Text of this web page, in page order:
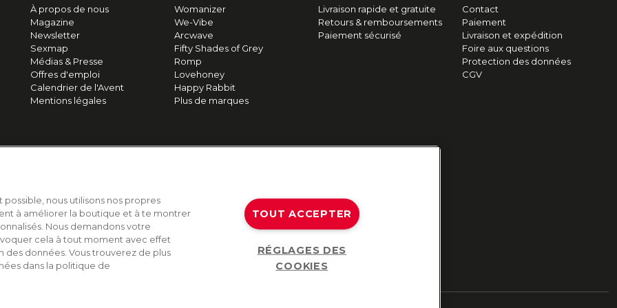
À propos de nous
Magazine
Newsletter
Sexmap
Médias & Presse
Offres d'emploi
Calendrier de l'Avent
Mentions légales
Womanizer
We-Vibe
Arcwave
Fifty Shades of Grey
Romp
Lovehoney
Happy Rabbit
Plus de marques
Livraison rapide et gratuite
Retours & remboursements
Paiement sécurisé
Contact
Paiement
Livraison et expédition
Foire aux questions
Protection des données
CGV
nous utilisons nos propres
à améliorer la boutique et à te montrer
Nous demandons votre
cela à tout moment avec effet
données. Vous trouverez de plus
dans la politique de
TOUT ACCEPTER
RÉGLAGES DES
COOKIES